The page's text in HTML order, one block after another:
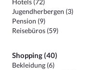
Hotels (72)
Jugendherbergen (3)
Pension (9)
Reisebüros (59)
Shopping (40)
Bekleidung (6)